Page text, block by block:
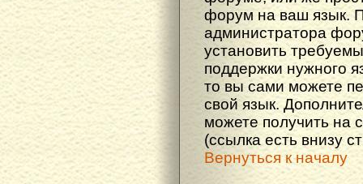
форум на ваш язык.
администратора
установить
поддержки нужного
то вы сами можете
свой язык.
можете получить на
(ссылка есть внизу
Вернуться к началу